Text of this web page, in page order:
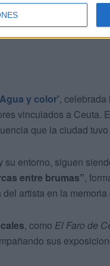
y color',
vinculados a Ceuta.
que la ciudad
entorno, siguen
entre brumas”,
artista en la
, como El Faro de
sus